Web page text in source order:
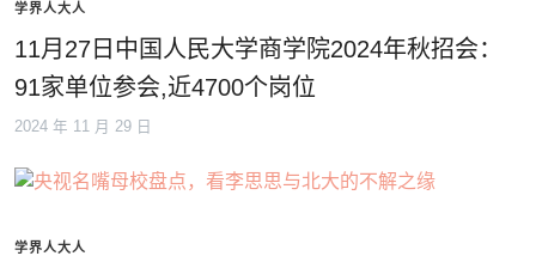
学界人大人
11月27日中国人民大学商学院2024年秋招会：
91家单位参会,近4700个岗位
2024 年 11 月 29 日
学界人大人